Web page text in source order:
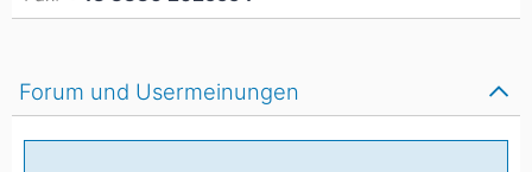
Forum und Usermeinungen